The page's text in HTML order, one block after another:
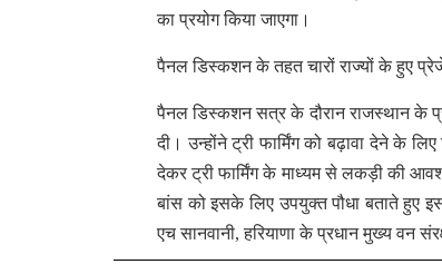
का प्रयोग किया जाएगा।
पैनल डिस्कशन के तहत चारों राज्यों के हुए
पैनल डिस्कशन सत्र के दौरान राजस्थान के
दी। उन्होंने ट्री फार्मिंग को बढ़ावा देने के
देकर ट्री फार्मिंग के माध्यम से लकड़ी की
बांस को इसके लिए उपयुक्त पौधा बताते हुए
एच सानवानी, हरियाणा के प्रधान मुख्य वन